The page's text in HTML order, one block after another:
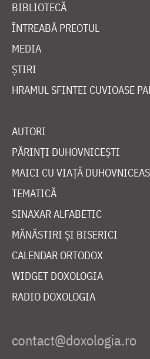
BIBLIOTECĂ
ÎNTREABĂ PREOTUL
MEDIA
ȘTIRI
HRAMUL SFINTEI CUVIOASE
AUTORI
PĂRINȚI DUHOVNICEȘTI
MAICI CU VIAȚĂ
TEMATICĂ
SINAXAR ALFABETIC
MĂNĂSTIRI ȘI BISERICI
CALENDAR ORTODOX
WIDGET DOXOLOGIA
RADIO DOXOLOGIA